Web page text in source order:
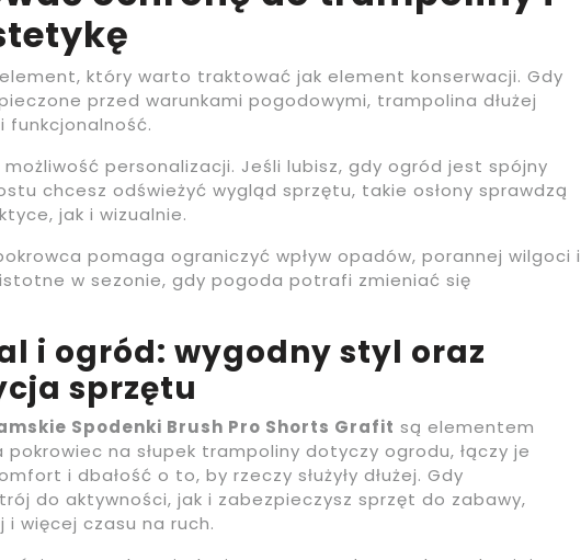
który warto traktować jak element konserwacji. Gdy
przed warunkami pogodowymi, trampolina dłużej
funkcjonalność.
personalizacji. Jeśli lubisz, gdy ogród jest spójny
chcesz odświeżyć wygląd sprzętu, takie osłony sprawdzą
jak i wizualnie.
pomaga ograniczyć wpływ opadów, porannej wilgoci i
w sezonie, gdy pogoda potrafi zmieniać się
i ogród: wygodny styl oraz
sprzętu
Spodenki Brush Pro Shorts Grafit są elementem
na słupek trampoliny dotyczy ogrodu, łączy je
i dbałość o to, by rzeczy służyły dłużej. Gdy
do aktywności, jak i zabezpieczysz sprzęt do zabawy,
i więcej czasu na ruch.